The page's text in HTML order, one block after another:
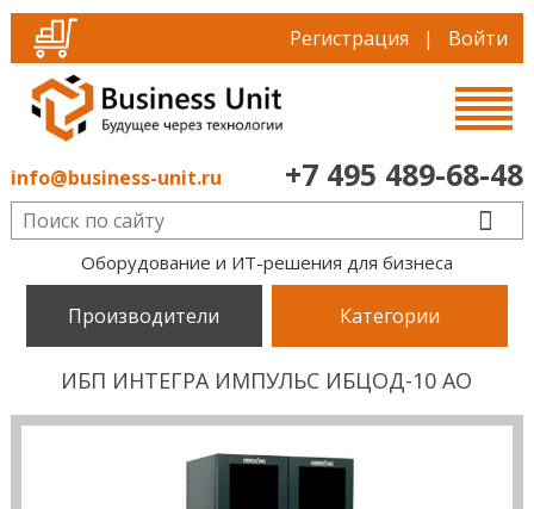
Регистрация | Войти
info@business-unit.ru +7 495 489-68-48
Оборудование и ИТ-решения для бизнеса
Производители Категории
ИБП ИНТЕГРА ИМПУЛЬС ИБЦОД-10 AO